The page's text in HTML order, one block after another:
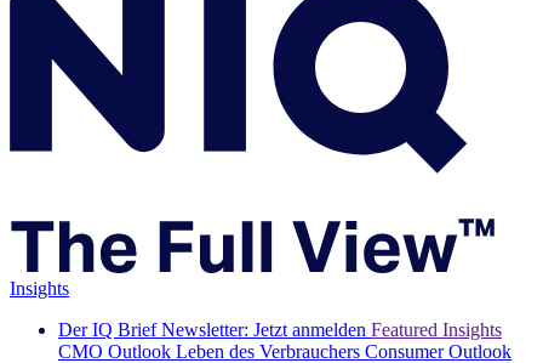
Insights
Der IQ Brief Newsletter: Jetzt anmelden Featured Insights
CMO Outlook Leben des Verbrauchers Consumer Outlook